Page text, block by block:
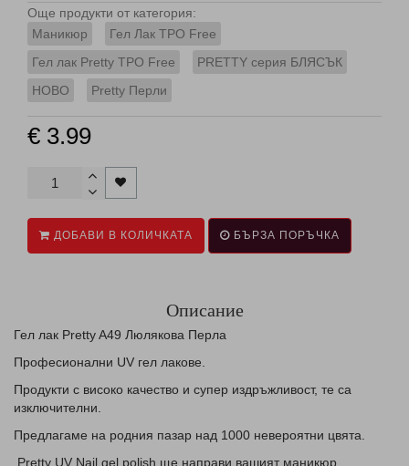
Още продукти от категория:
Маникюр
Гел Лак TPO Free
Гел лак Pretty TPO Free
PRETTY серия БЛЯСЪК
НОВО
Pretty Перли
€ 3.99
ДОБАВИ В КОЛИЧКАТА БЪРЗА ПОРЪЧКА
Описание
Гел лак Pretty A49 Люлякова Перла
Професионални UV гел лаковe.
Продукти с високо качество и супер издръжливост, те са
изключителни.
Предлагаме на родния пазар над 1000 невероятни цвята.
Pretty UV Nail gel polish ще направи вашият маникюр